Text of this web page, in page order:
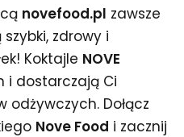
novefood.pl zawsze
zdrowy i
Koktajle NOVE
i dostarczają Ci
odżywczych. Dołącz
Nove Food i zacznij